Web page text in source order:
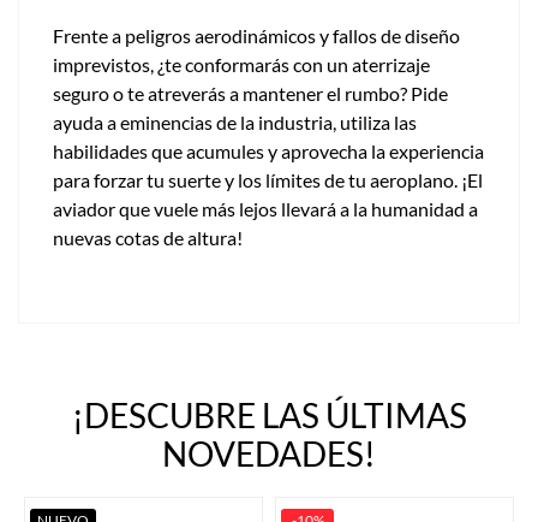
Frente a peligros aerodinámicos y fallos de diseño
imprevistos, ¿te conformarás con un aterrizaje
seguro o te atreverás a mantener el rumbo? Pide
ayuda a eminencias de la industria, utiliza las
habilidades que acumules y aprovecha la experiencia
para forzar tu suerte y los límites de tu aeroplano. ¡El
aviador que vuele más lejos llevará a la humanidad a
nuevas cotas de altura!
¡DESCUBRE LAS ÚLTIMAS
NOVEDADES!